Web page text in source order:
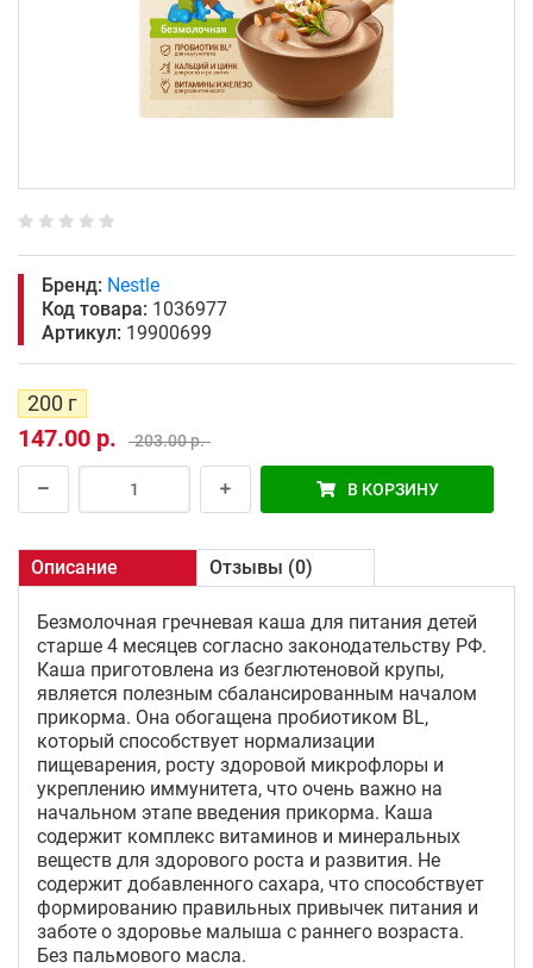
Бренд: Nestle
Код товара: 1036977
Артикул: 19900699
200 г
147.00 р. 203.00 р.
В КОРЗИНУ
Описание Отзывы (0)
Безмолочная гречневая каша для питания детей
старше 4 месяцев согласно законодательству РФ.
Каша приготовлена из безглютеновой крупы,
является полезным сбалансированным началом
прикорма. Она обогащена пробиотиком BL,
который способствует нормализации
пищеварения, росту здоровой микрофлоры и
укреплению иммунитета, что очень важно на
начальном этапе введения прикорма. Каша
содержит комплекс витаминов и минеральных
веществ для здорового роста и развития. Не
содержит добавленного сахара, что способствует
формированию правильных привычек питания и
заботе о здоровье малыша с раннего возраста.
Без пальмового масла.